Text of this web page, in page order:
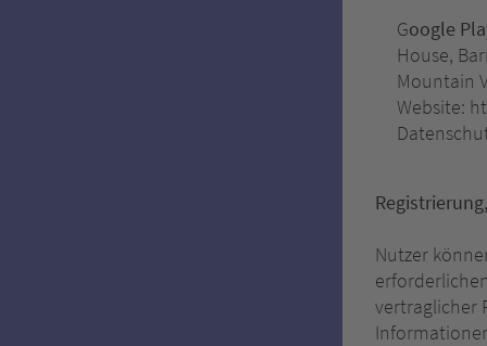
Google
House,
Mountain
Website:
Nutzer
vertraglicher